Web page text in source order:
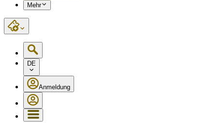
Mehr
DE
Anmeldung